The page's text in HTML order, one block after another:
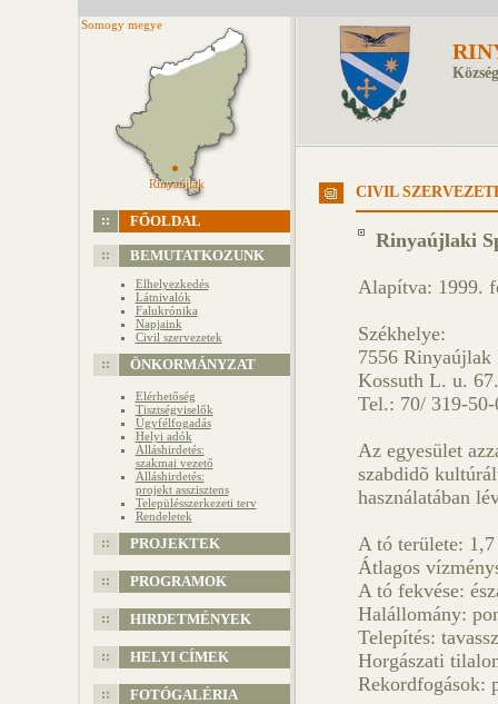
Somogy megye
Rinyaújlak
Rinyaújlak
FŐOLDAL
BEMUTATKOZUNK
Elhelyezkedés
Látnivalók
Falukrónika
Napjaink
Civil szervezetek
ÖNKORMÁNYZAT
Elérhetőség
Tisztségviselők
Ügyfélfogadás
Helyi adók
Álláshirdetés:
szakmai vezető
Álláshirdetés:
projekt asszisztens
Településszerkezeti terv
Rendeletek
PROJEKTEK
PROGRAMOK
HIRDETMÉNYEK
HELYI CÍMEK
FOTÓGALÉRIA
CIVIL
Rinyaújlaki
Alapítva: 1999.
Székhelye:
7556 Rinyaújlak
Kossuth L. u. 67.
Tel.: 70/ 319-50-
Az egyesület
szabdidõ
használatában
A tó területe: 1,7
Átlagos
A tó fekvése:
Halállomány:
Telepítés:
Horgászati
Rekordfogások: